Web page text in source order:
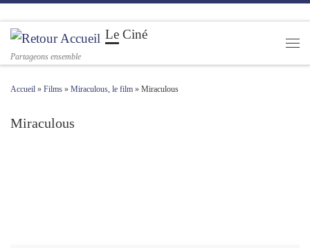
Passer au contenu
Le Ciné
Partageons ensemble
Accueil » Films » Miraculous, le film » Miraculous
Miraculous